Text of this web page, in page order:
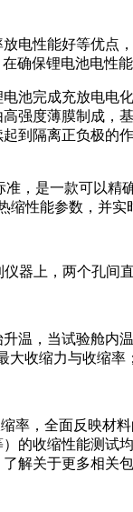
电性能好等优
确保锂电池电性
完成充放电电
度薄膜制成，
到隔离正负极的
，是一款可以
性能参数，并实
器上，两个孔间直
温，当试验舱
收缩力与收缩率
率，全面反映
收缩性能测试
关于更多相关